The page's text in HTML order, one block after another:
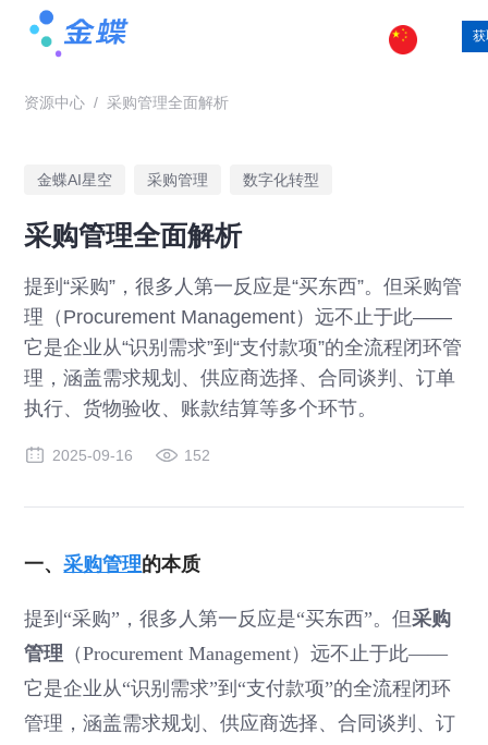
资源中心 / 采购管理全面解析
金蝶AI星空 采购管理 数字化转型
采购管理全面解析
提到“采购”，很多人第一反应是“买东西”。但采购管
理（Procurement Management）远不止于此——
它是企业从“识别需求”到“支付款项”的全流程闭环管
理，涵盖需求规划、供应商选择、合同谈判、订单
执行、货物验收、账款结算等多个环节。
2025-09-16 152
一、采购管理的本质
提到“采购”，很多人第一反应是“买东西”。但采购
管理 （Procurement Management）远不止于此——
它是企业从“识别需求”到“支付款项”的全流程闭环
管理，涵盖需求规划、供应商选择、合同谈判、订